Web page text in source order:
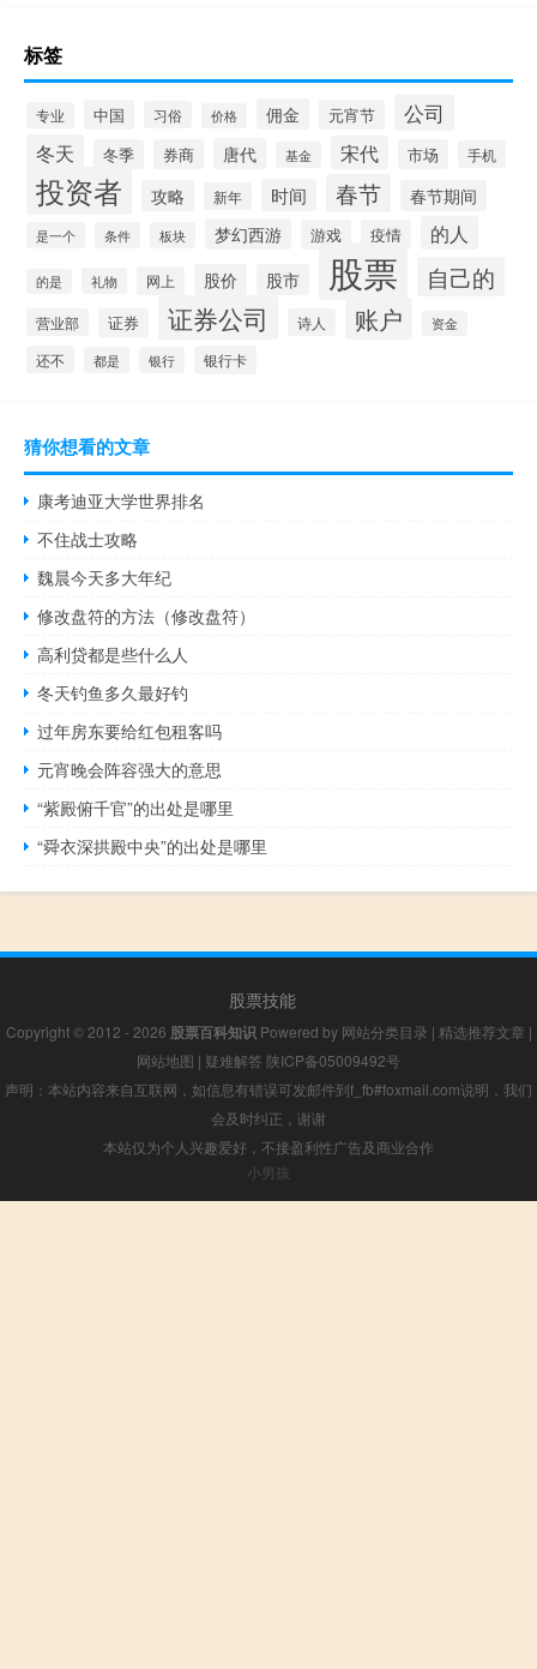
标签
专业 中国 习俗 价格 佣金 元宵节
公司
冬天
冬季 券商 唐代 基金 宋代 市场 手机
投资者 攻略 新年 时间 春节 春节期间
是一个 条件 板块 梦幻西游 游戏 疫情 的人
的是 礼物 网上 股价 股市 股票 自己的
营业部 证券 证券公司 诗人 账户 资金
还不 都是 银行 银行卡
猜你想看的文章
康考迪亚大学世界排名
不住战士攻略
魏晨今天多大年纪
修改盘符的方法（修改盘符）
高利贷都是些什么人
冬天钓鱼多久最好钓
过年房东要给红包租客吗
元宵晚会阵容强大的意思
“紫殿俯千官”的出处是哪里
“舜衣深拱殿中央”的出处是哪里
股票技能
Copyright © 2012 - 2026 股票百科知识 Powered by 网站分类目录 | 精选推荐文章 |
网站地图 | 疑难解答 陕ICP备05009492号
声明：本站内容来自互联网，如信息有错误可发邮件到f_fb#foxmail.com说明，我们
会及时纠正，谢谢
本站仅为个人兴趣爱好，不接盈利性广告及商业合作
小男孩